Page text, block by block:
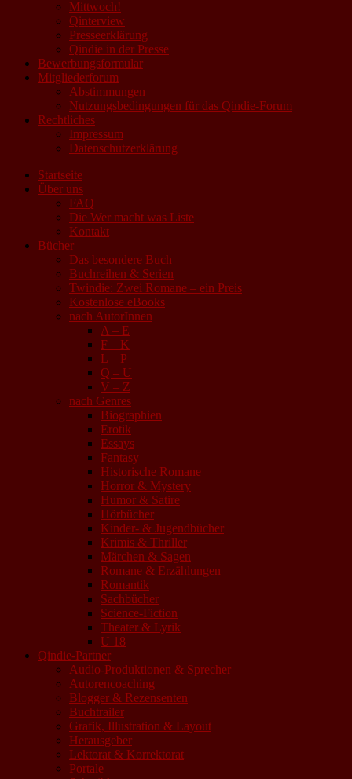
Mittwoch!
Qinterview
Presseerklärung
Qindie in der Presse
Bewerbungsformular
Mitgliederforum
Abstimmungen
Nutzungsbedingungen für das Qindie-Forum
Rechtliches
Impressum
Datenschutzerklärung
Startseite
Über uns
FAQ
Die Wer macht was Liste
Kontakt
Bücher
Das besondere Buch
Buchreihen & Serien
Twindie: Zwei Romane – ein Preis
Kostenlose eBooks
nach AutorInnen
A – E
F – K
L – P
Q – U
V – Z
nach Genres
Biographien
Erotik
Essays
Fantasy
Historische Romane
Horror & Mystery
Humor & Satire
Hörbücher
Kinder- & Jugendbücher
Krimis & Thriller
Märchen & Sagen
Romane & Erzählungen
Romantik
Sachbücher
Science-Fiction
Theater & Lyrik
U 18
Qindie-Partner
Audio-Produktionen & Sprecher
Autorencoaching
Blogger & Rezensenten
Buchtrailer
Grafik, Illustration & Layout
Herausgeber
Lektorat & Korrektorat
Portale